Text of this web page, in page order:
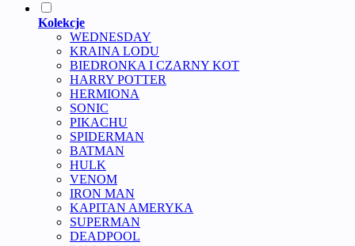
Kolekcje
WEDNESDAY
KRAINA LODU
BIEDRONKA I CZARNY KOT
HARRY POTTER
HERMIONA
SONIC
PIKACHU
SPIDERMAN
BATMAN
HULK
VENOM
IRON MAN
KAPITAN AMERYKA
SUPERMAN
DEADPOOL